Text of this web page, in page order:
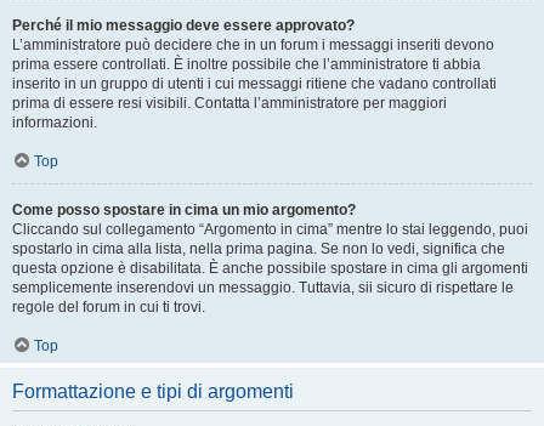
Perché il mio messaggio deve essere approvato?
L’amministratore può decidere che in un forum i messaggi inseriti devono
prima essere controllati. È inoltre possibile che l’amministratore ti abbia
inserito in un gruppo di utenti i cui messaggi ritiene che vadano controllati
prima di essere resi visibili. Contatta l’amministratore per maggiori
informazioni.
Top
Come posso spostare in cima un mio argomento?
Cliccando sul collegamento “Argomento in cima” mentre lo stai leggendo, puoi
spostarlo in cima alla lista, nella prima pagina. Se non lo vedi, significa che
questa opzione è disabilitata. È anche possibile spostare in cima gli argomenti
semplicemente inserendovi un messaggio. Tuttavia, sii sicuro di rispettare le
regole del forum in cui ti trovi.
Top
Formattazione e tipi di argomenti